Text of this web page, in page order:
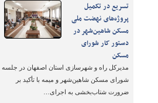
تسریع در تکمیل
پروژه‌های نهضت ملی
مسکن شاهین‌شهر در
دستور کار شورای
مسکن
مدیرکل راه و شهرسازی استان اصفهان در جلسه
شورای مسکن شاهین‌شهر و میمه با تأکید بر
ضرورت شتاب‌بخشی به اجرای…